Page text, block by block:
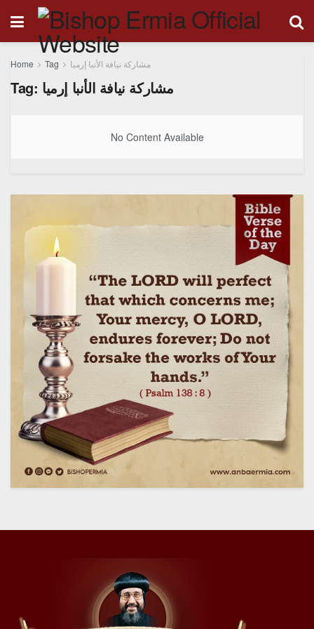
Home Tag مشاركة نيافة الأنبا إرميا
Tag: مشاركة نيافة الأنبا إرميا
No Content Available